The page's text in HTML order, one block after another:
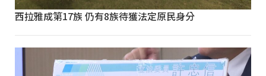
西拉雅成第17族 仍有8族待獲法定原民身分